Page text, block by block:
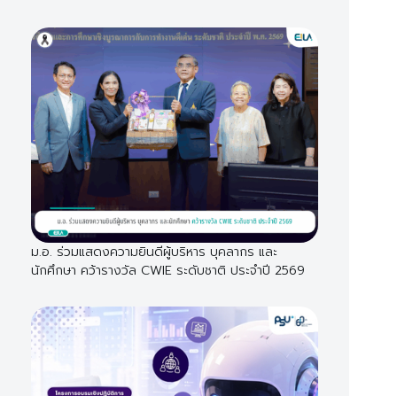
ม.อ. ร่วมแสดงความยินดีผู้บริหาร บุคลากร และ
นักศึกษา คว้ารางวัล CWIE ระดับชาติ ประจำปี 2569